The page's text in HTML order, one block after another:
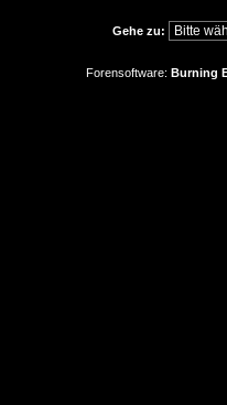
Gehe zu:
Forensoftware: Burning